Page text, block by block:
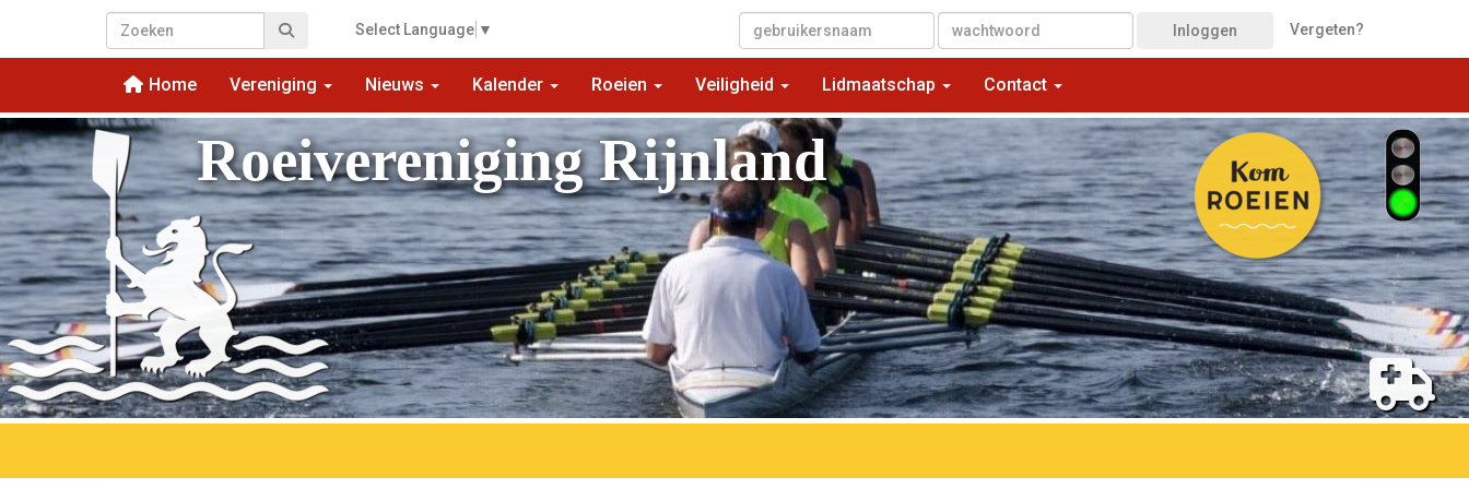
Select Language ▼ Inloggen Vergeten?
Home Vereniging Nieuws Kalender Roeien Veiligheid Lidmaatschap Contact
Roeivereniging Rijnland